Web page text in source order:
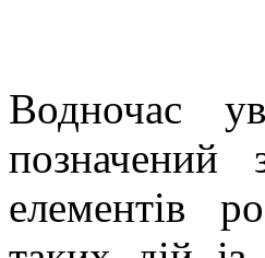
Водночас
позначений
елементів